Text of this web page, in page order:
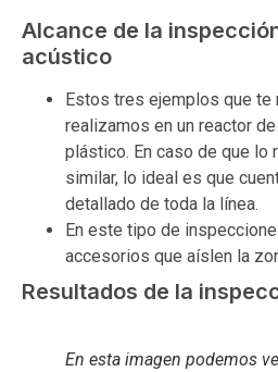
Alcance de la
acústico
Estos tres ejemplos que te
realizamos en un reactor
plástico. En caso de que lo
similar, lo ideal es que
detallado de toda la línea.
En este tipo de
accesorios que aíslen la
Resultados de la
En esta imagen podemos